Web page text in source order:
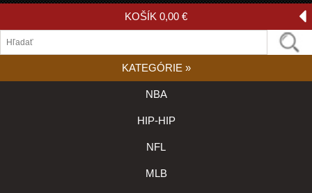
KOŠÍK 0,00 €
KATEGÓRIE »
NBA
HIP-HIP
NFL
MLB